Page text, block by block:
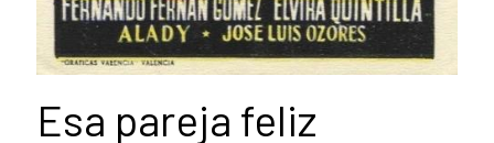
Esa pareja feliz